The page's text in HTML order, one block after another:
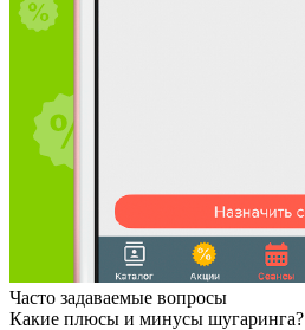
Часто задаваемые вопросы
Какие плюсы и минусы шугаринга?